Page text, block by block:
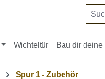
Wichteltür Bau dir deine
Spur 1 - Zubehör